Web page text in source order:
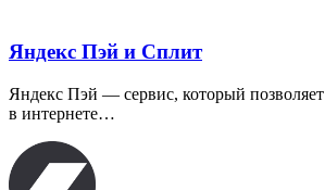
Яндекс Пэй и Сплит
Яндекс Пэй — сервис, который
в интернете…